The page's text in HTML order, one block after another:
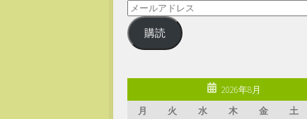
メ
ー
ル
ア
レ
購読
2026年8月
月
火 水 木 金 土